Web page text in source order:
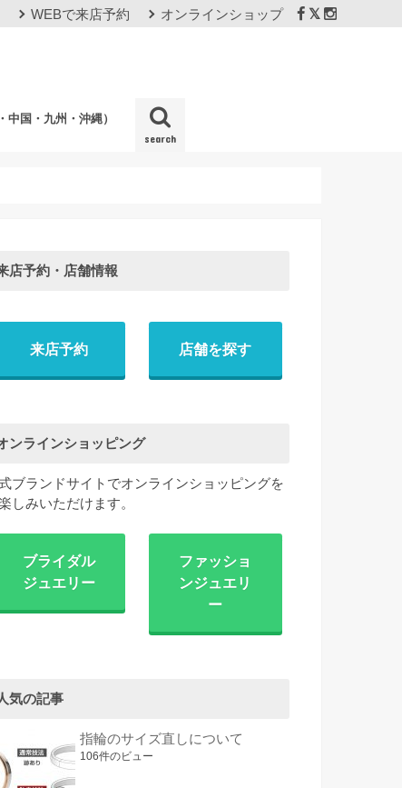
WEBで来店予約 オンラインショップ
search
中国・九州・沖縄）
店予約・店舗情報
来店予約 店舗を探す
ンラインショッピング
ブランドサイトでオンラインショッピングを
しみいただけます。
ブライダル
ジュエリー
ファッショ
ンジュエリ
ー
気の記事
指輪のサイズ直しについて
106件のビュー